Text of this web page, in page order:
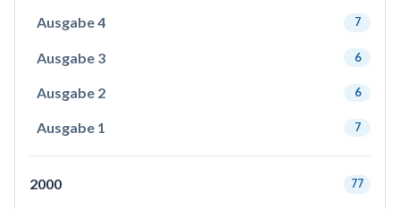
Ausgabe 4 7
Ausgabe 3 6
Ausgabe 2 6
Ausgabe 1 7
2000 77